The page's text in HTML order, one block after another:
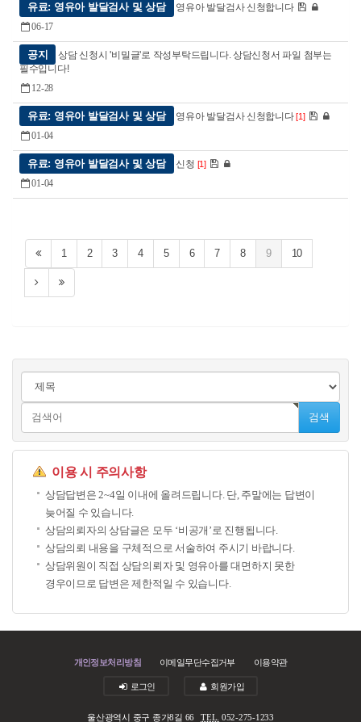
유료: 영유아 발달검사 및 상담
영유아 발달검사 신청합니다
06-17
공지
상담 신청시 '비밀글'로 작성부탁드립니다. 상담신청서 파일 첨부는
필수입니다!
12-28
유료: 영유아 발달검사 및 상담 영유아 발달검사 신청합니다[1]
01-04
유료: 영유아 발달검사 및 상담 신청 [1]
01-04
1 2 3 4 5 6 7 8 9 10
검색
이용 시 주의사항
상담답변은 2~4일 이내에 올려드립니다. 단, 주말에는 답변이
늦어질 수 있습니다.
상담의뢰자의 상담글은 모두 ‘비공개’로 진행됩니다.
상담의뢰 내용을 구체적으로 서술하여 주시기 바랍니다.
상담위원이 직접 상담의뢰자 및 영유아를 대면하지 못한
경우이므로 답변은 제한적일 수 있습니다.
개인정보처리방침 이메일무단수집거부 이용약관
로그인 회원가입
울산광역시 중구 종가8길 66TEL. 052-275-1233